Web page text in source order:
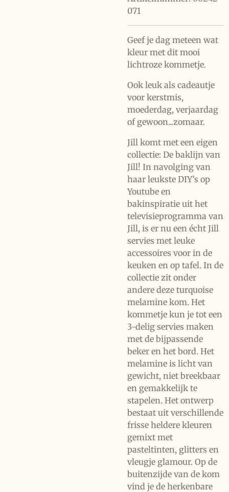
071
Geef je dag meteen wat
kleur met dit mooi
lichtroze kommetje.
Ook leuk als cadeautje
voor kerstmis,
moederdag, verjaardag
of gewoon...zomaar.
Jill komt met een eigen
collectie: De baklijn van
Jill! In navolging van
haar leukste DIY’s op
Youtube en
bakinspiratie uit het
televisieprogramma van
Jill, is er nu een écht Jill
servies met leuke
accessoires voor in de
keuken en op tafel. In de
collectie zit onder
andere deze turquoise
melamine kom. Het
kommetje kun je tot een
3-delig servies maken
met de bijpassende
beker en het bord. Het
melamine is licht van
gewicht, niet breekbaar
en gemakkelijk te
stapelen. Het ontwerp
bestaat uit verschillende
frisse heldere kleuren
gemixt met
pasteltinten, glitters en
vleugje glamour. Op de
buitenzijde van de kom
vind je de herkenbare